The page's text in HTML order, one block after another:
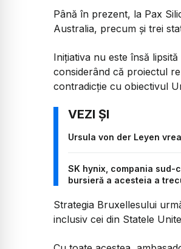
Până în prezent, la Pax
Australia, precum și trei
Inițiativa nu este însă
considerând că proiectul
contradicție cu obiectivul
Ursula von der Leyen
SK hynix, compania sud-
bursieră a acesteia a
Strategia Bruxellesului
inclusiv cei din Statele